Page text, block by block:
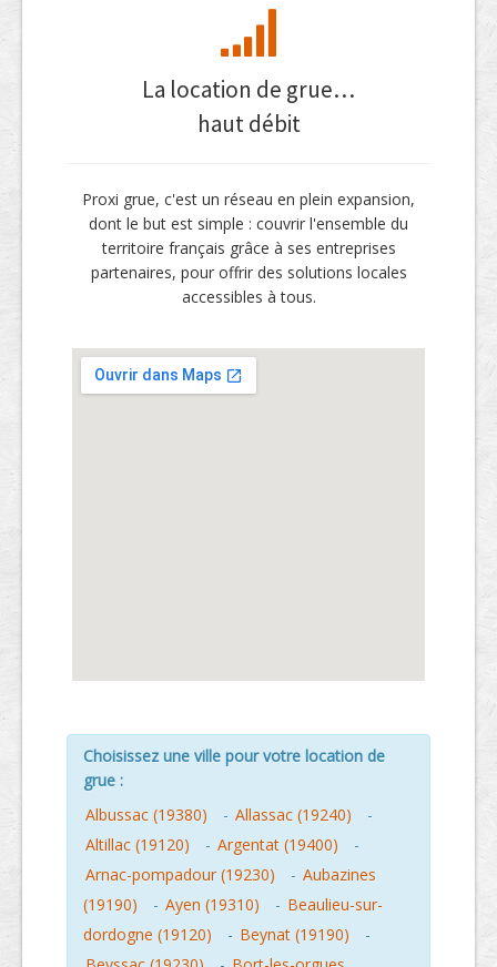
La location de grue…
haut débit
Proxi grue, c'est un réseau en plein expansion,
dont le but est simple : couvrir l'ensemble du
territoire français grâce à ses entreprises
partenaires, pour offrir des solutions locales
accessibles à tous.
Choisissez une ville pour votre location de
grue :
Albussac (19380)
- Allassac (19240)
-
Altillac (19120)
- Argentat (19400)
-
Arnac-pompadour (19230)
- Aubazines
(19190)
- Ayen (19310) - Beaulieu-sur-
dordogne (19120)
- Beynat (19190)
-